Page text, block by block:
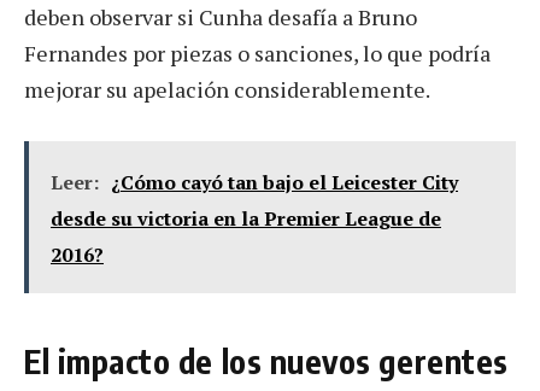
deben observar si Cunha desafía a Bruno
Fernandes por piezas o sanciones, lo que podría
mejorar su apelación considerablemente.
Leer: ¿Cómo cayó tan bajo el Leicester City
desde su victoria en la Premier League de
2016?
El impacto de los nuevos gerentes